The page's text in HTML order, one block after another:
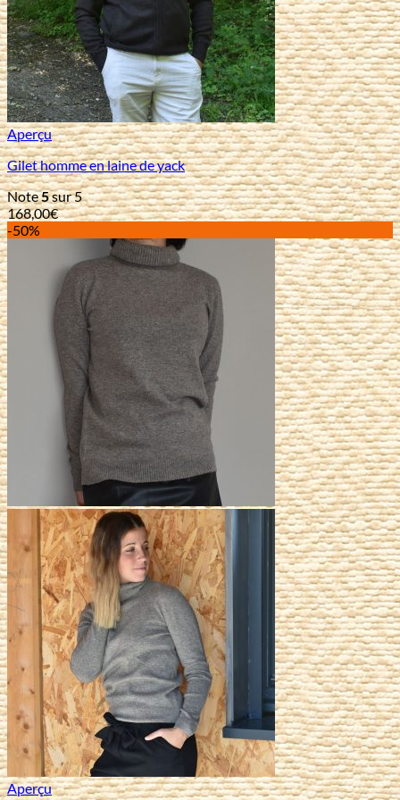
Aperçu
Gilet homme en laine de yack
Note5sur 5
168,00€
-50%
Aperçu